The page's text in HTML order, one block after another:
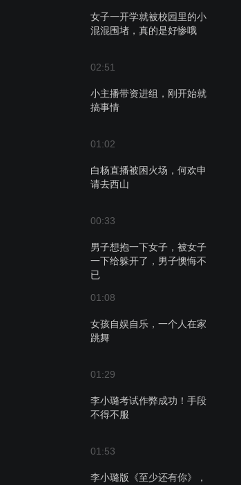
女子一开学就被校园里的小
混混围堵，真的是好惨哦
02:51
小主播带资进组，刚开始就
搞事情
01:02
白杨直播被困火场，何欢申
请去西山
00:33
男子想抱一下女子，被女子
一下给躲开了，男子懊悔不
已
01:08
女孩自娱自乐，一个人在家
跳舞
01:29
李小璐考试作弊成功！手段
不得不服
01:53
李小璐版《至少还有你》，